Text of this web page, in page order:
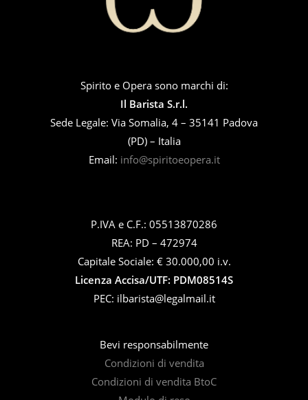
Spirito e Opera sono marchi di:
Il Barista S.r.l.
Sede Legale: Via Somalia, 4 – 35141 Padova
(PD) – Italia
Email: info@spiritoeopera.it
P.IVA e C.F.: 05513870286
REA: PD – 472974
Capitale Sociale: € 30.000,00 i.v.
Licenza Accisa/UTF: PDM08514S
PEC: ilbarista@legalmail.it
Bevi responsabilmente
Condizioni di vendita
Condizioni di vendita BtoC